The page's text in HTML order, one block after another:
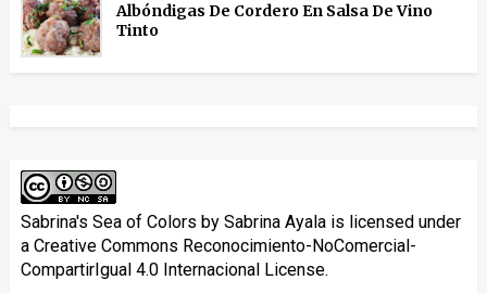
Albóndigas De Cordero En Salsa De Vino
Tinto
Sabrina's Sea of Colors by Sabrina Ayalais licensed under
a Creative Commons Reconocimiento-NoComercial-
CompartirIgual 4.0 Internacional License.